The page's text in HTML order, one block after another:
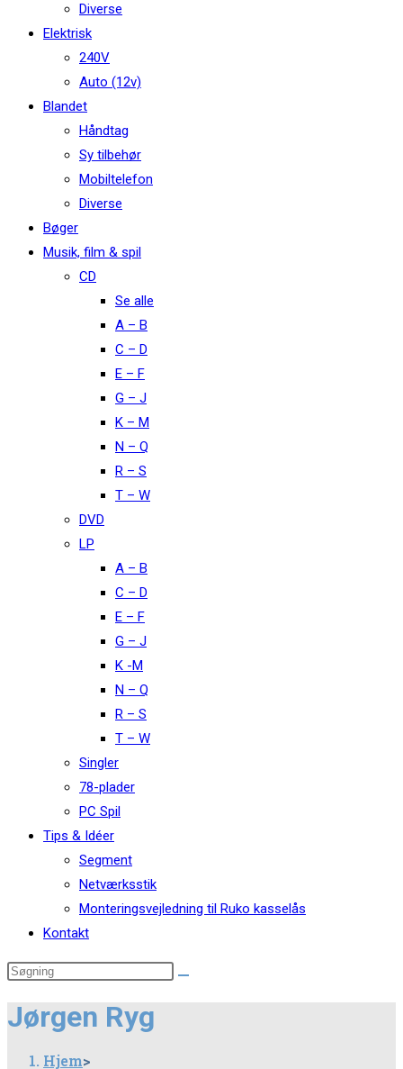
Diverse
Elektrisk
240V
Auto (12v)
Blandet
Håndtag
Sy tilbehør
Mobiltelefon
Diverse
Bøger
Musik, film & spil
CD
Se alle
A – B
C – D
E – F
G – J
K – M
N – Q
R – S
T – W
DVD
LP
A – B
C – D
E – F
G – J
K -M
N – Q
R – S
T – W
Singler
78-plader
PC Spil
Tips & Idéer
Segment
Netværksstik
Monteringsvejledning til Ruko kasselås
Kontakt
Jørgen Ryg
Hjem>